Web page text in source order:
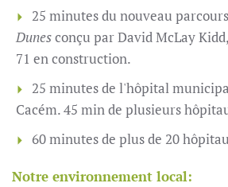
25 minutes du nouveau
Dunesconçu par David McLay
71 en construction.
25 minutes de l'hôpital
Cacém. 45 min de plusieurs
60 minutes de plus de 20
Notre environnement local: